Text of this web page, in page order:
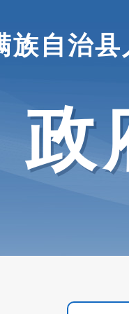
族自治县
政